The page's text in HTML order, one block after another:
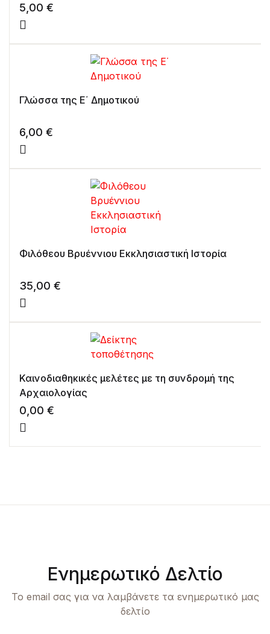
5,00 €
Γλώσσα της Ε΄ Δημοτικού
6,00 €
Φιλόθεου Βρυέννιου Εκκλησιαστική Ιστορία
35,00 €
Καινοδιαθηκικές μελέτες με τη συνδρομή της
Αρχαιολογίας
0,00 €
Ενημερωτικό Δελτίο
Το email σας για να λαμβάνετε τα ενημερωτικό μας
δελτίο